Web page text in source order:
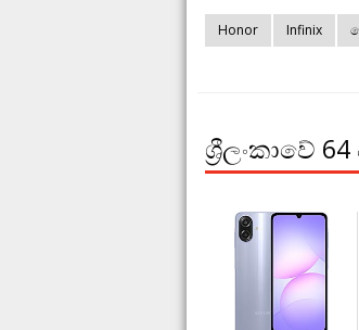
Honor Infinix
ශ්‍රීලංකාවේ